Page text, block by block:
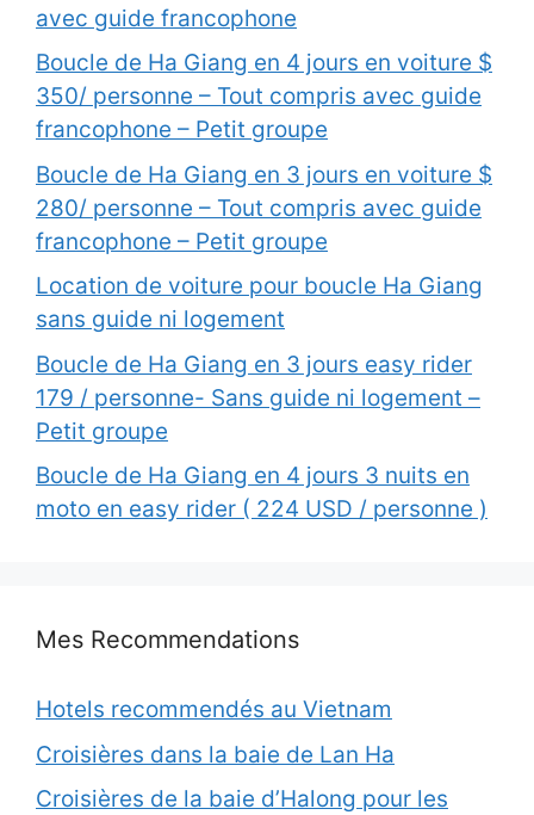
avec guide francophone
Boucle de Ha Giang en 4 jours en voiture $
350/ personne – Tout compris avec guide
francophone – Petit groupe
Boucle de Ha Giang en 3 jours en voiture $
280/ personne – Tout compris avec guide
francophone – Petit groupe
Location de voiture pour boucle Ha Giang
sans guide ni logement
Boucle de Ha Giang en 3 jours easy rider
179 / personne- Sans guide ni logement –
Petit groupe
Boucle de Ha Giang en 4 jours 3 nuits en
moto en easy rider ( 224 USD / personne )
Mes Recommendations
Hotels recommendés au Vietnam
Croisières dans la baie de Lan Ha
Croisières de la baie d’Halong pour les